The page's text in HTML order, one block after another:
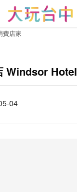
費店家
Windsor Hotel
04